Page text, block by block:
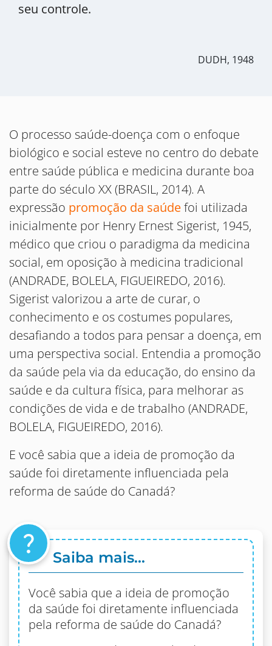
seu controle.
DUDH, 1948
O processo saúde-doença com o enfoque
biológico e social esteve no centro do debate
entre saúde pública e medicina durante boa
parte do século XX (BRASIL, 2014). A
expressão promoção da saúdefoi utilizada
inicialmente por Henry Ernest Sigerist, 1945,
médico que criou o paradigma da medicina
social, em oposição à medicina tradicional
(ANDRADE, BOLELA, FIGUEIREDO, 2016).
Sigerist valorizou a arte de curar, o
conhecimento e os costumes populares,
desafiando a todos para pensar a doença, em
uma perspectiva social. Entendia a promoção
da saúde pela via da educação, do ensino da
saúde e da cultura física, para melhorar as
condições de vida e de trabalho (ANDRADE,
BOLELA, FIGUEIREDO, 2016).
E você sabia que a ideia de promoção da
saúde foi diretamente influenciada pela
reforma de saúde do Canadá?
question_mark Saiba mais...
Você sabia que a ideia de promoção
da saúde foi diretamente influenciada
pela reforma de saúde do Canadá?